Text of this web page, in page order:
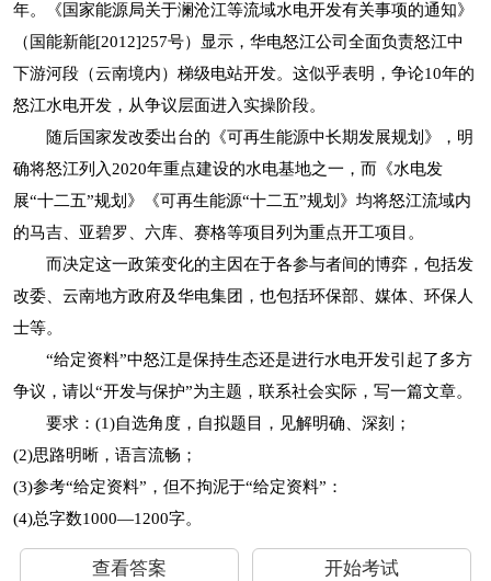
年。《国家能源局关于澜沧江等流域水电开发有关事项的通知》
（国能新能[2012]257号）显示，华电怒江公司全面负责怒江中
下游河段（云南境内）梯级电站开发。这似乎表明，争论10年的
怒江水电开发，从争议层面进入实操阶段。
随后国家发改委出台的《可再生能源中长期发展规划》，明
确将怒江列入2020年重点建设的水电基地之一，而《水电发
展“十二五”规划》《可再生能源“十二五”规划》均将怒江流域内
的马吉、亚碧罗、六库、赛格等项目列为重点开工项目。
而决定这一政策变化的主因在于各参与者间的博弈，包括发
改委、云南地方政府及华电集团，也包括环保部、媒体、环保人
士等。
“给定资料”中怒江是保持生态还是进行水电开发引起了多方
争议，请以“开发与保护”为主题，联系社会实际，写一篇文章。
要求：(1)自选角度，自拟题目，见解明确、深刻；
(2)思路明晰，语言流畅；
(3)参考“给定资料”，但不拘泥于“给定资料”：
(4)总字数1000—1200字。
查看答案 开始考试